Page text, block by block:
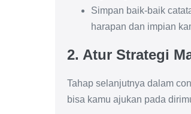
Simpan baik-baik
harapan dan impian
2. Atur Strategi
Tahap selanjutnya dalam
bisa kamu ajukan pada